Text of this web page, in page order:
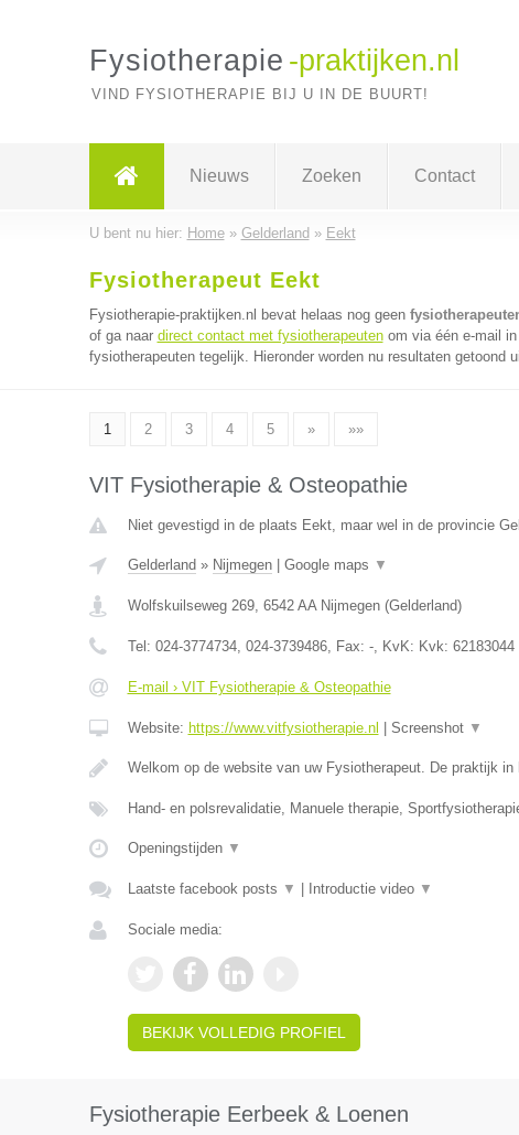
Fysiotherapie -praktijken.nl
VIND FYSIOTHERAPIE BIJ U IN DE BUURT!
Nieuws Zoeken Contact
U bent nu hier: Home» Gelderland » Eekt
Fysiotherapeut Eekt
Fysiotherapie-praktijken.nl bevat helaas nog geen
of ga naar direct contact met fysiotherapeutenom via één e-mail
fysiotherapeuten tegelijk. Hieronder worden nu resultaten getoond
1 2 3 4 5 » »»
VIT Fysiotherapie & Osteopathie
Niet gevestigd in de plaats Eekt, maar wel in de provincie
Gelderland » Nijmegen| Google maps ▼
Wolfskuilseweg 269, 6542 AA Nijmegen(Gelderland)
Tel: 024-3774734, 024-3739486, Fax: -, KvK: Kvk: 62183044
E-mail › VIT Fysiotherapie & Osteopathie
Website: https://www.vitfysiotherapie.nl Screenshot ▼
Welkom op de website van uw Fysiotherapeut. De praktijk in
Hand- en polsrevalidatie, Manuele therapie,
Openingstijden ▼
Laatste facebook posts ▼ Introductie video ▼
Sociale media:
BEKIJK VOLLEDIG PROFIEL
Fysiotherapie Eerbeek & Loenen